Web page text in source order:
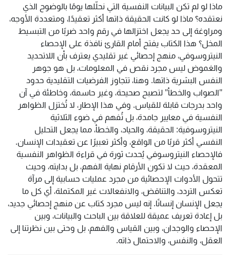
ماذا لو لم تكن البيانات النفسية التي نحلّلها يومًا بالوضوح الذي
نعتقده؟ ماذا لو كانت الحقيقة ذاتها أكثر تعقيدًا، ومتعددة الأوجه،
ومراوغة إلى حد يجعل اختزالها في رقم واحد ضربًا من التبسيط
المخل؟ هذا الكتاب يفتح أمام القارئ نافذة على الإحصاء
النيتروسوفي، منهج إحصائي غير تقليدي يعترف بأن اللاتحديد
والغموض ليس مجرد نقص في المعلومات، بل هو جوهر
النفس البشرية ذاتها. وهنا، تتجاوز الفرضيات التقليدية حدود
"الصواب والخطأ" لتصبح صحيحة، وغير حاسمة، وخاطئة في آن
واحد بدرجات قابلة للقياس. وفي هذا الإطار، لا تُختزل الظواهر
النفسية في معايير جامدة، بل تُفهم في ضوء الثلاثية
النيتروسوفية: الحقيقة، والحياد، والخطأ، مما يجعل التحليل
النفسي أكثر قربًا من الواقع، وأكثر تعبيرًا عن تعقيدات الإنسان.
فالإحصاء النيتروسوفي يُحدث ثورة في قراءة الظواهر النفسية
المعقدة، حيث لا تكون الأرقام نهاية الفهم، بل بدايته، وحيث
تتحول الأدوات الإحصائية من مجرد عمليات حسابية إلى مرآة
تعكس التردد، والتناقض، والانفعالات غير المكتملة، أي كل ما
يجعل الإنسان إنسانًا. إنه ليس مجرد كتاب عن منهج إحصائي جديد،
بل إعادة تعريف عميقة للعلاقة بين الباحث والبيانات، وبين
الإحصاء والوجدان، وبين القياس والفهم، بل وحتى بين نظرتنا إلى
العقل، والنفس، والاحتمال ذاته.